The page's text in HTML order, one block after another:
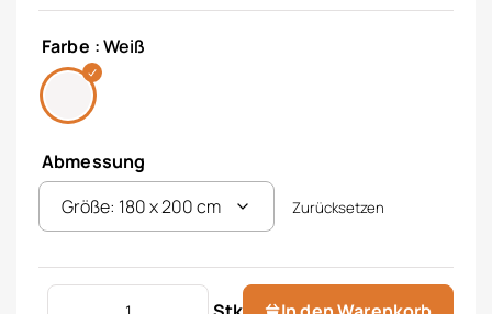
Farbe : Weiß
Abmessung
Zurücksetzen
Nässeschutz Menge